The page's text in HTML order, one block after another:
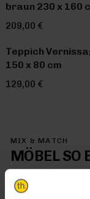
braun 230 x 160
209,00 €
Teppich
150 x 80 cm
129,00 €
MIX & MATCH
MÖBEL SO
Mit Trendhopper
dein Zuhause –